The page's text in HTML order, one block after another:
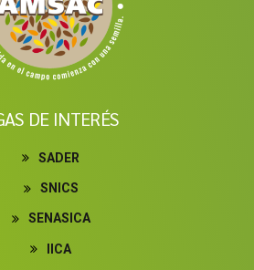
DE INTERÉS
SADER
SNICS
SENASICA
IICA